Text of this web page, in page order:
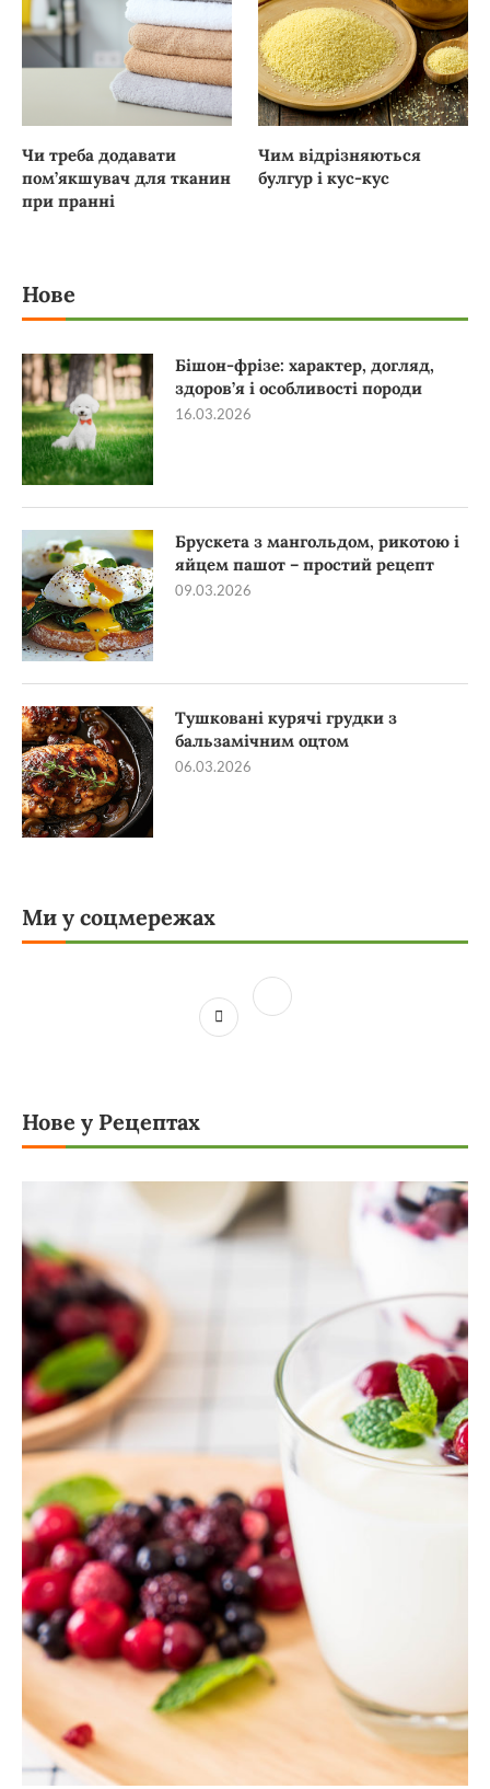
Чи треба додавати
пом’якшувач для тканин
при пранні
Чим відрізняються
булгур і кус-кус
Нове
Бішон-фрізе: характер, догляд,
здоров’я і особливості породи
16.03.2026
Брускета з мангольдом, рикотою і
яйцем пашот – простий рецепт
09.03.2026
Тушковані курячі грудки з
бальзамічним оцтом
06.03.2026
Ми у соцмережах
Нове у Рецептах